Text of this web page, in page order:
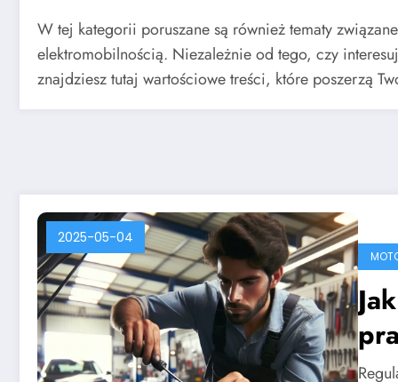
W tej kategorii poruszane są również tematy
elektromobilnością. Niezależnie od tego, czy
znajdziesz tutaj wartościowe treści, które poszerzą
2025-05-04